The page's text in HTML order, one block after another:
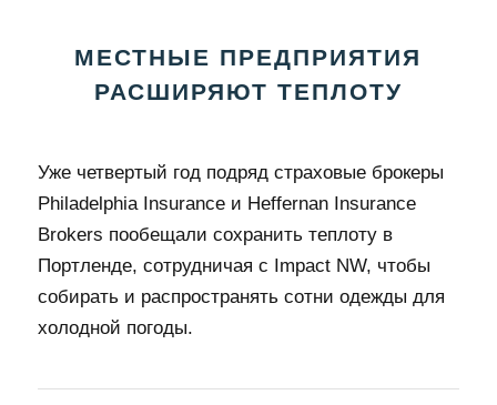
МЕСТНЫЕ ПРЕДПРИЯТИЯ
РАСШИРЯЮТ ТЕПЛОТУ
Уже четвертый год подряд страховые брокеры
Philadelphia Insurance и Heffernan Insurance
Brokers пообещали сохранить теплоту в
Портленде, сотрудничая с Impact NW, чтобы
собирать и распространять сотни одежды для
холодной погоды.